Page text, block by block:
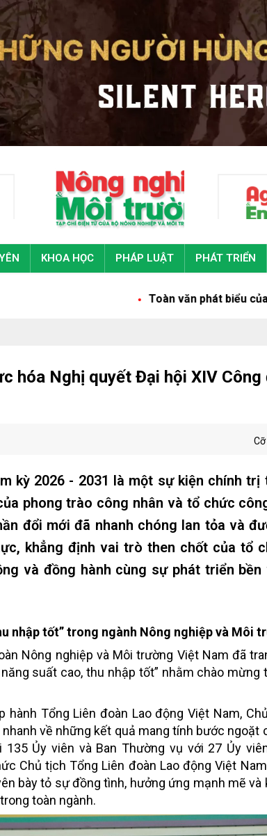
KHOA HỌC PHÁP LUẬT PHÁT TRIỂN
Toàn văn phát biểu của Tổng Bí
hóa Nghị quyết Đại hội XIV Công
kỳ 2026 - 2031 là một sự kiện chính trị
phong trào công nhân và tổ chức
đổi mới đã nhanh chóng lan tỏa và
khẳng định vai trò then chốt của tổ
và đồng hành cùng sự phát triển bền
nhập tốt” trong ngành Nông nghiệp và Môi
Nông nghiệp và Môi trường Việt Nam đã
suất cao, thu nhập tốt” nhằm chào mừng
Tổng Liên đoàn Lao động Việt Nam,
về những kết quả mang tính bước ngoặt
135 Ủy viên và Ban Thường vụ với 27 Ủy
Chủ tịch Tổng Liên đoàn Lao động Việt
bày tỏ sự đồng tình, hưởng ứng mạnh mẽ và
toàn ngành.